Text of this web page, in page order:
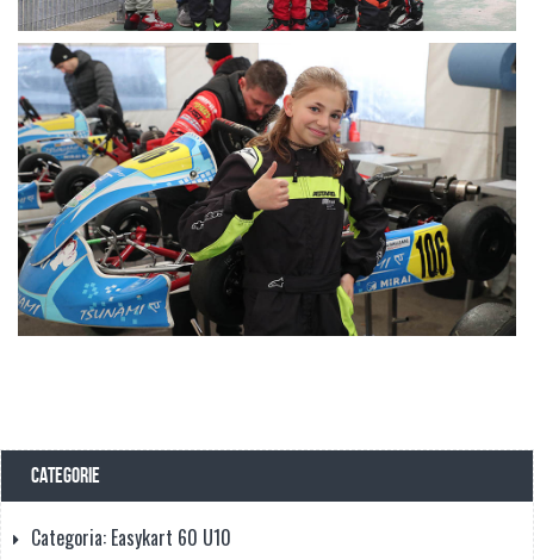
CATEGORIE
Categoria: Easykart 60 U10